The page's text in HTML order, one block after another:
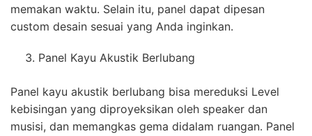
memakan waktu. Selain itu, panel dapat dipesan
custom desain sesuai yang Anda inginkan.
Panel Kayu Akustik Berlubang
Panel kayu akustik berlubang bisa mereduksi Level
kebisingan yang diproyeksikan oleh speaker dan
musisi, dan memangkas gema didalam ruangan. Panel